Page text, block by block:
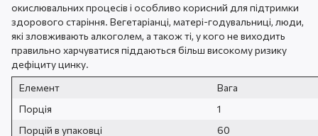
окислювальних процесів і особливо корисний для підтримки
здорового старіння. Вегетаріанці, матері-годувальниці, люди,
які зловживають алкоголем, а також ті, у кого не виходить
правильно харчуватися піддаються більш високому ризику
дефіциту цинку.
Елемент
Вага
Порція
1
Порцій в упаковці
60